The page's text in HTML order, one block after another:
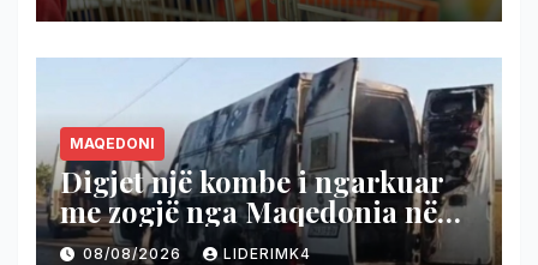
MAQEDONI
Digjet një kombe i ngarkuar
me zogjë nga Maqedonia në
Shqipëri
08/08/2026 LIDERIMK4